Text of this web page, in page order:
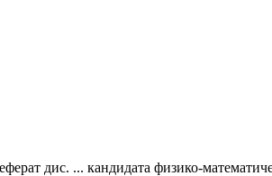
дис. ... кандидата физико-